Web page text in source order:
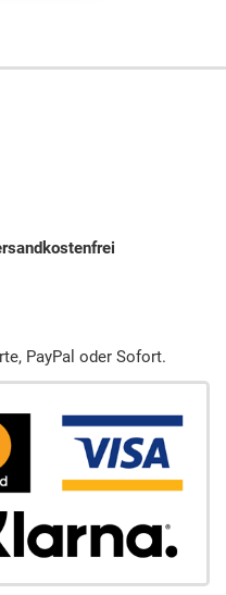
PayPal oder Sofort.